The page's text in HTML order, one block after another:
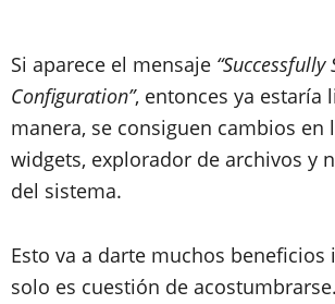
Si aparece el mensaje “Successfully
Configuration”, entonces ya estaría
manera, se consiguen cambios en
widgets, explorador de archivos y
del sistema.
Esto va a darte muchos beneficios
solo es cuestión de